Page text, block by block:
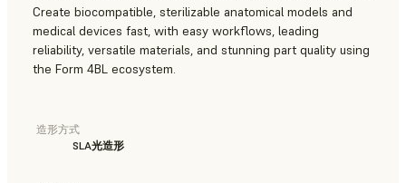
Create biocompatible, sterilizable anatomical models and
medical devices fast, with easy workflows, leading
reliability, versatile materials, and stunning part quality using
the Form 4BL ecosystem.
造形方式
SLA光造形